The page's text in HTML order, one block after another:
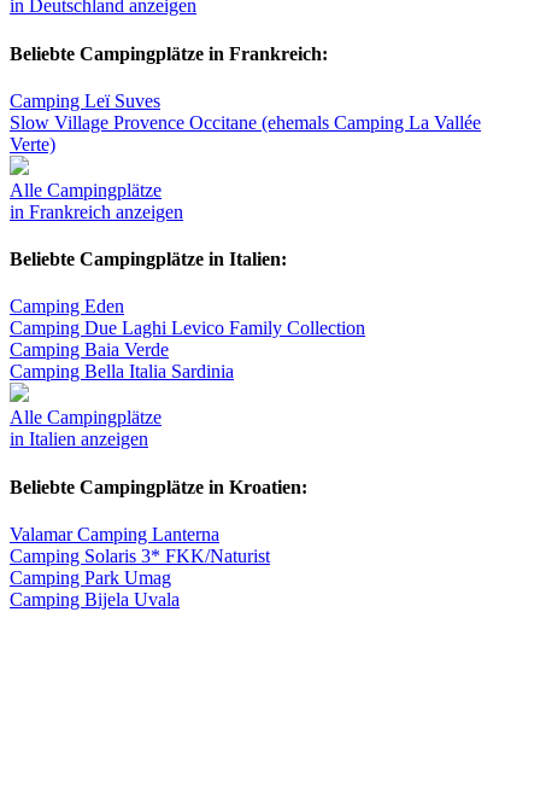
in Deutschland anzeigen
Beliebte Campingplätze in Frankreich:
Camping Leï Suves
Slow Village Provence Occitane (ehemals Camping La Vallée
Verte)
Alle Campingplätze
in Frankreich anzeigen
Beliebte Campingplätze in Italien:
Camping Eden
Camping Due Laghi Levico Family Collection
Camping Baia Verde
Camping Bella Italia Sardinia
Alle Campingplätze
in Italien anzeigen
Beliebte Campingplätze in Kroatien:
Valamar Camping Lanterna
Camping Solaris 3* FKK/Naturist
Camping Park Umag
Camping Bijela Uvala